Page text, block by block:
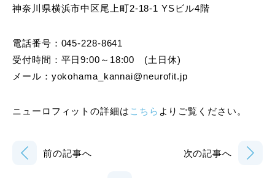
神奈川県横浜市中区尾上町2-18-1 YSビル4階
電話番号：045-228-8641
受付時間：平日9:00～18:00 (土日休)
メール：yokohama_kannai@neurofit.jp
ニューロフィットの詳細は こちら よりご覧ください。
前の記事へ 次の記事へ